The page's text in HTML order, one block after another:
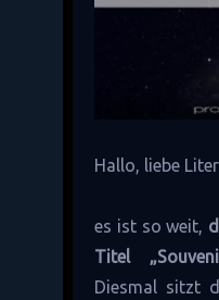
Hallo, liebe
es ist so weit,
Titel
Diesmal sitzt